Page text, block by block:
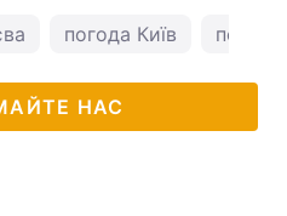
погода Київ погода
НАС